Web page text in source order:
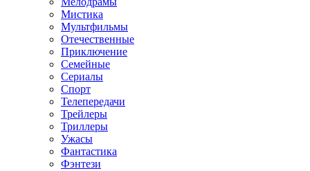
Мистика
Мультфильмы
Отечественные
Приключение
Семейные
Сериалы
Спорт
Телепередачи
Трейлеры
Триллеры
Ужасы
Фантастика
Фэнтези